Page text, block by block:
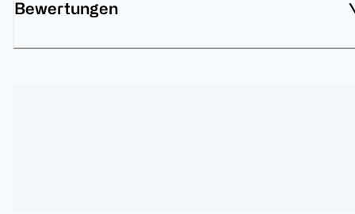
Bewertungen